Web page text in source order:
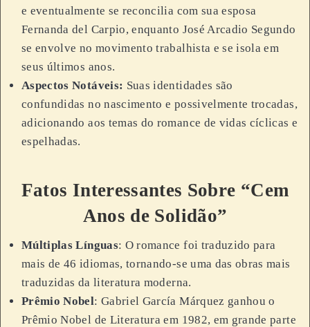
e eventualmente se reconcilia com sua esposa
Fernanda del Carpio, enquanto José Arcadio Segundo
se envolve no movimento trabalhista e se isola em
seus últimos anos.
Aspectos Notáveis: Suas identidades são
confundidas no nascimento e possivelmente trocadas,
adicionando aos temas do romance de vidas cíclicas e
espelhadas.
Fatos Interessantes Sobre “Cem
Anos de Solidão”
Múltiplas Línguas: O romance foi traduzido para
mais de 46 idiomas, tornando-se uma das obras mais
traduzidas da literatura moderna.
Prêmio Nobel: Gabriel García Márquez ganhou o
Prêmio Nobel de Literatura em 1982, em grande parte